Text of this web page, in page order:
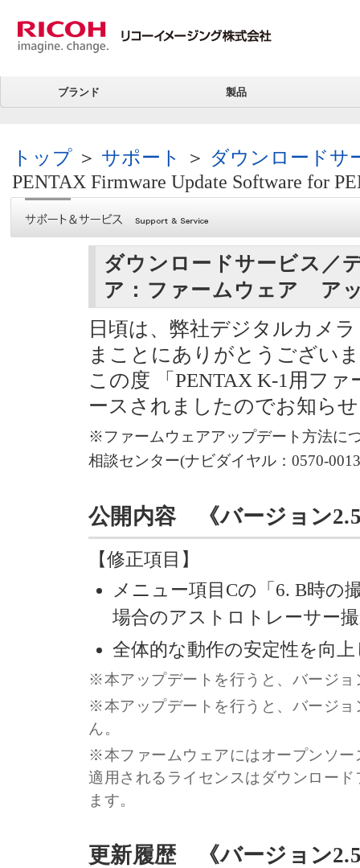
ブランド 製品
トップ ＞ サポート ＞ ダウンロードサ
PENTAX Firmware Update Software for
ダウンロードサービス／
ア：ファームウェア ア
日頃は、弊社デジタルカメ
まことにありがとうござい
この度 「PENTAX K-1用フ
ースされましたのでお知ら
※ファームウェアアップデート方法に
相談センター(ナビダイヤル：0570-
公開内容 《バージョン
【修正項目】
メニュー項目Cの「6. B時の
場合のアストロトレーサー
全体的な動作の安定性を向
※本アップデートを行うと、バージ
※本アップデートを行うと、バージ
ん。
※本ファームウェアにはオープンソ
適用されるライセンスはダウンロー
ます。
更新履歴 《バージョン